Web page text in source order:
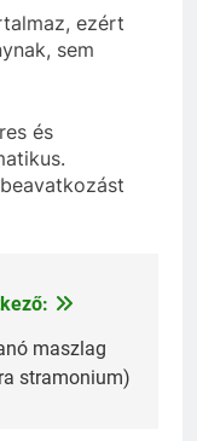
ezért
sem
és
maszlag
stramonium)